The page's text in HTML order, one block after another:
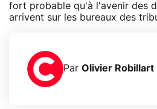
fort probable qu'à l'avenir des
arrivent sur les bureaux des
Par Olivier Robillart